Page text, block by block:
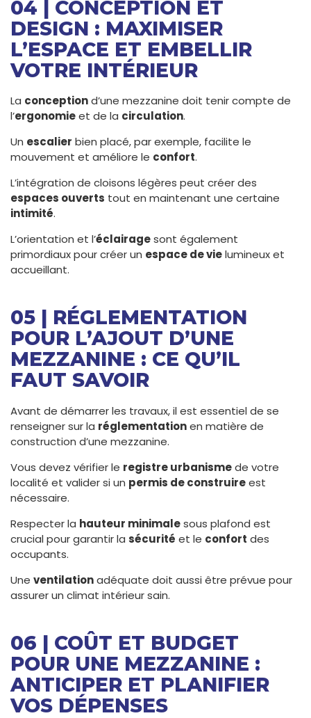
04 | CONCEPTION ET
DESIGN : MAXIMISER
L’ESPACE ET EMBELLIR
VOTRE INTÉRIEUR
La conceptiond’une mezzanine doit tenir compte de
l’ergonomieet de la circulation.
Un escalier bien placé, par exemple, facilite le
mouvement et améliore le confort.
L’intégration de cloisons légères peut créer des
espaces ouverts tout en maintenant une certaine
intimité.
L’orientation et l’éclairagesont également
primordiaux pour créer un espace de vielumineux et
accueillant.
05 | RÉGLEMENTATION
POUR L’AJOUT D’UNE
MEZZANINE : CE QU’IL
FAUT SAVOIR
Avant de démarrer les travaux, il est essentiel de se
renseigner sur la réglementationen matière de
construction d’une mezzanine.
Vous devez vérifier le registre urbanismede votre
localité et valider si un permis de construireest
nécessaire.
Respecter la hauteur minimalesous plafond est
crucial pour garantir la sécurité et le confort des
occupants.
Une ventilationadéquate doit aussi être prévue pour
assurer un climat intérieur sain.
06 | COÛT ET BUDGET
POUR UNE MEZZANINE :
ANTICIPER ET PLANIFIER
VOS DÉPENSES